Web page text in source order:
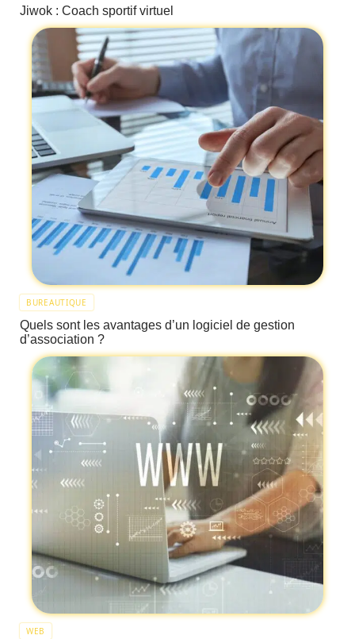
Jiwok : Coach sportif virtuel
BUREAUTIQUE
Quels sont les avantages d’un logiciel de gestion
d’association ?
WEB